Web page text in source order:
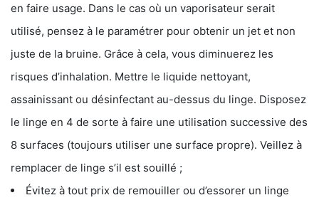
en faire usage. Dans le cas où un vaporisateur serait
utilisé, pensez à le paramétrer pour obtenir un jet et non
juste de la bruine. Grâce à cela, vous diminuerez les
risques d’inhalation. Mettre le liquide nettoyant,
assainissant ou désinfectant au-dessus du linge. Disposez
le linge en 4 de sorte à faire une utilisation successive des
8 surfaces (toujours utiliser une surface propre). Veillez à
remplacer de linge s’il est souillé ;
Évitez à tout prix de remouiller ou d’essorer un linge